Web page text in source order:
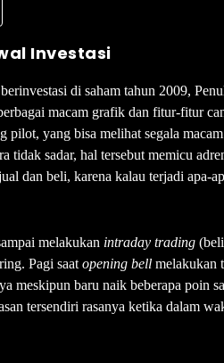
Investasi
di saham tahun 2009,
macam grafik dan fitur-fitur
pilot, yang bisa melihat segala
tidak sadar, hal tersebut memicu
dan beli, karena kalau terjadi apa-
melakukan intraday trading
Pagi saat opening bell melakukan
meskipun baru naik beberapa poin
tersendiri rasanya ketika dalam